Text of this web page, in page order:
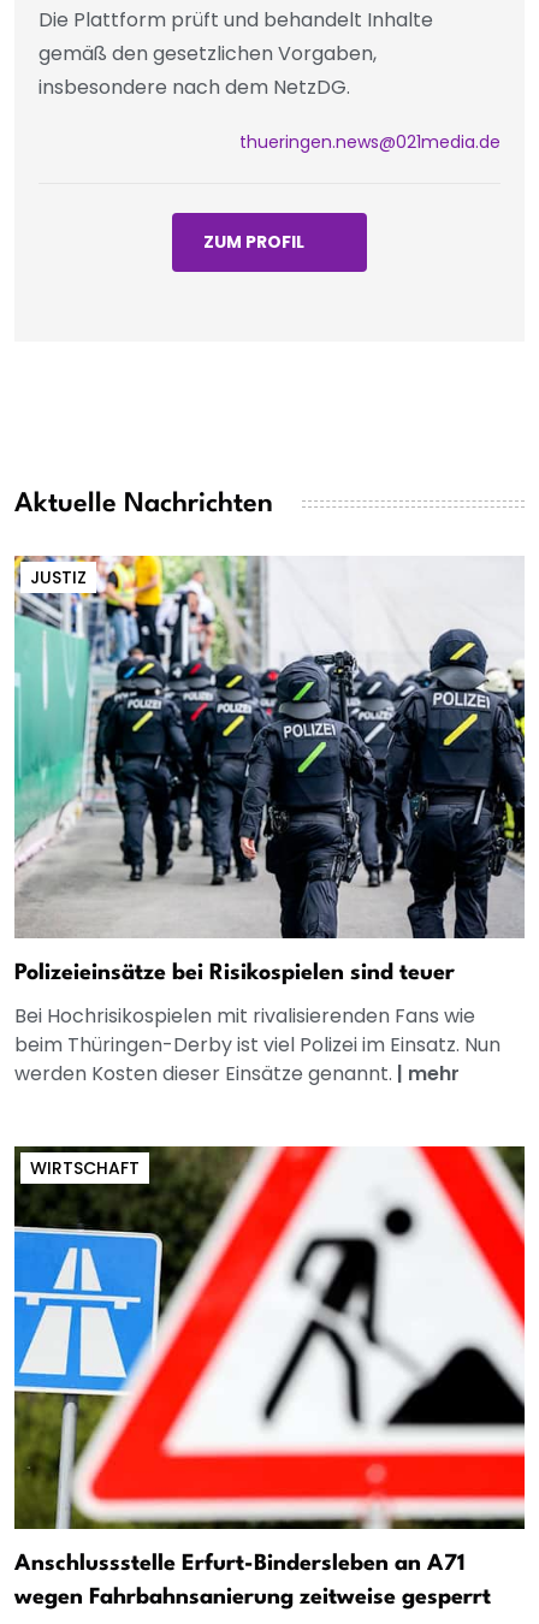
Die Plattform prüft und behandelt Inhalte
gemäß den gesetzlichen Vorgaben,
insbesondere nach dem NetzDG.
thueringen.news@021media.de
ZUM PROFIL
Aktuelle Nachrichten
JUSTIZ
Polizeieinsätze bei Risikospielen sind teuer
Bei Hochrisikospielen mit rivalisierenden Fans wie
beim Thüringen-Derby ist viel Polizei im Einsatz. Nun
werden Kosten dieser Einsätze genannt. | mehr
WIRTSCHAFT
Anschlussstelle Erfurt-Bindersleben an A71
wegen Fahrbahnsanierung zeitweise gesperrt